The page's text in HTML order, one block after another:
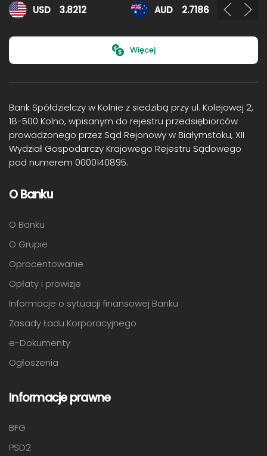
Kursy walut
USD 3.8212 AUD 2.7186
Więcej
Bank Spółdzielczy w Kolnie z siedzibą przy ul. Kolejowej 2,
18-500 Kolno, wpisanym do rejestru przedsiębiorców
prowadzonego przez Sąd Rejonowy w Białymstoku, XII
Wydział Gospodarczy Krajowego Rejestru Sądowego
pod numerem 0000140895.
O Banku
O Banku
O Grupie
Oprocentowanie
Opłaty i prowizje
Informacje o sytuacji finansowej Banku
Zasady Ładu Korporacyjnego
e-Dokumenty
Ogłoszenia
Informacje prawne
BFG
PSD2